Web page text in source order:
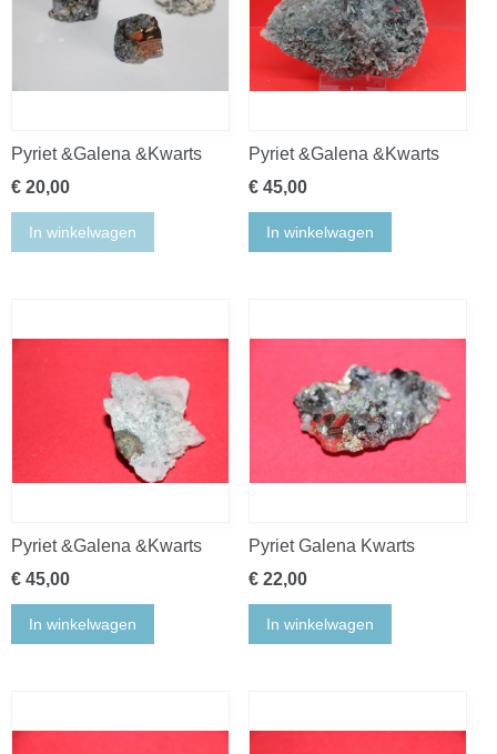
Pyriet &Galena &Kwarts
€ 20,00
In winkelwagen
Pyriet &Galena &Kwarts
€ 45,00
In winkelwagen
Pyriet &Galena &Kwarts
€ 45,00
In winkelwagen
Pyriet Galena Kwarts
€ 22,00
In winkelwagen